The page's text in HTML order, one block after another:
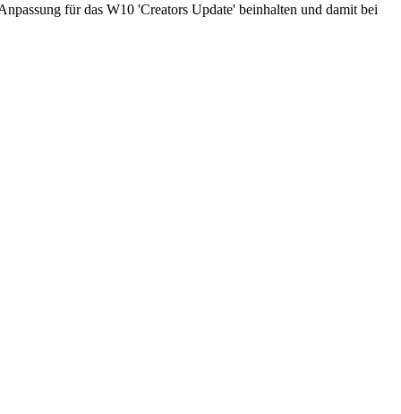
für das W10 'Creators Update' beinhalten und damit bei